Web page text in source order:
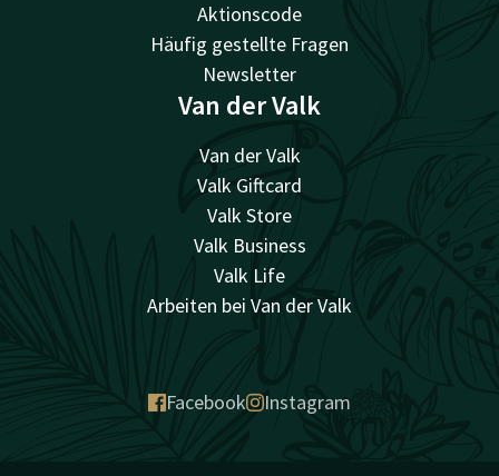
Aktionscode
Häufig gestellte Fragen
Newsletter
Van der Valk
Van der Valk
Valk Giftcard
Valk Store
Valk Business
Valk Life
Arbeiten bei Van der Valk
Facebook Instagram